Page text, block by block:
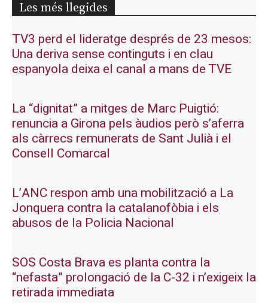
Les més llegides
TV3 perd el lideratge després de 23 mesos:
Una deriva sense continguts i en clau
espanyola deixa el canal a mans de TVE
La “dignitat” a mitges de Marc Puigtió:
renuncia a Girona pels àudios però s’aferra
als càrrecs remunerats de Sant Julià i el
Consell Comarcal
L’ANC respon amb una mobilització a La
Jonquera contra la catalanofòbia i els
abusos de la Policia Nacional
SOS Costa Brava es planta contra la
“nefasta” prolongació de la C-32 i n’exigeix la
retirada immediata